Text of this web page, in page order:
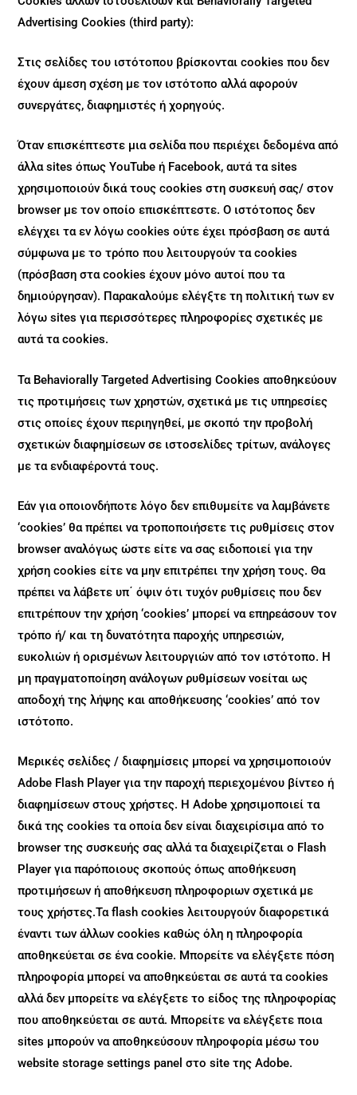
Advertising Cookies (third party):
Στις σελίδες του ιστότοπου βρίσκονται cookies που δεν
έχουν άμεση σχέση με τον ιστότοπο αλλά αφορούν
συνεργάτες, διαφημιστές ή χορηγούς.
Όταν επισκέπτεστε μια σελίδα που περιέχει δεδομένα από
άλλα sites όπως YouTube ή Facebook, αυτά τα sites
χρησιμοποιούν δικά τους cookies στη συσκευή σας/ στον
browser με τον οποίο επισκέπτεστε. Ο ιστότοπος δεν
ελέγχει τα εν λόγω cookies ούτε έχει πρόσβαση σε αυτά
σύμφωνα με το τρόπο που λειτουργούν τα cookies
(πρόσβαση στα cookies έχουν μόνο αυτοί που τα
δημιούργησαν). Παρακαλούμε ελέγξτε τη πολιτική των εν
λόγω sites για περισσότερες πληροφορίες σχετικές με
αυτά τα cookies.
Τα Behaviorally Targeted Advertising Cookies αποθηκεύουν
τις προτιμήσεις των χρηστών, σχετικά με τις υπηρεσίες
στις οποίες έχουν περιηγηθεί, με σκοπό την προβολή
σχετικών διαφημίσεων σε ιστοσελίδες τρίτων, ανάλογες
με τα ενδιαφέροντά τους.
Εάν για οποιονδήποτε λόγο δεν επιθυμείτε να λαμβάνετε
‘cookies’ θα πρέπει να τροποποιήσετε τις ρυθμίσεις στον
browser αναλόγως ώστε είτε να σας ειδοποιεί για την
χρήση cookies είτε να μην επιτρέπει την χρήση τους. Θα
πρέπει να λάβετε υπ΄ όψιν ότι τυχόν ρυθμίσεις που δεν
επιτρέπουν την χρήση ‘cookies’ μπορεί να επηρεάσουν τον
τρόπο ή/ και τη δυνατότητα παροχής υπηρεσιών,
ευκολιών ή ορισμένων λειτουργιών από τον ιστότοπο. Η
μη πραγματοποίηση ανάλογων ρυθμίσεων νοείται ως
αποδοχή της λήψης και αποθήκευσης ‘cookies’ από τον
ιστότοπο.
Mερικές σελίδες / διαφημίσεις μπορεί να χρησιμοποιούν
Adobe Flash Player για την παροχή περιεχομένου βίντεο ή
διαφημίσεων στους χρήστες. Η Adobe χρησιμοποιεί τα
δικά της cookies τα οποία δεν είναι διαχειρίσιμα από το
browser της συσκευής σας αλλά τα διαχειρίζεται ο Flash
Player για παρόποιους σκοπούς όπως αποθήκευση
προτιμήσεων ή αποθήκευση πληροφοριων σχετικά με
τους χρήστες.Τα flash cookies λειτουργούν διαφορετικά
έναντι των άλλων cookies καθώς όλη η πληροφορία
αποθηκεύεται σε ένα cookie. Μπορείτε να ελέγξετε πόση
πληροφορία μπορεί να αποθηκεύεται σε αυτά τα cookies
αλλά δεν μπορείτε να ελέγξετε το είδος της πληροφορίας
που αποθηκεύεται σε αυτά. Μπορείτε να ελέγξετε ποια
sites μπορούν να αποθηκεύσουν πληροφορία μέσω του
website storage settings panel στο site της Adobe.